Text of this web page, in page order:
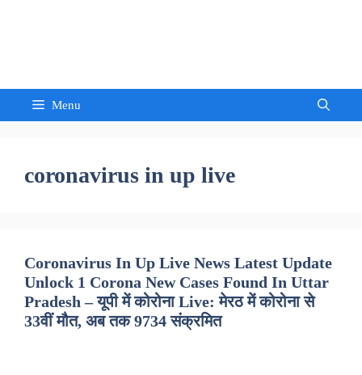
Menu
coronavirus in up live
Coronavirus In Up Live News Latest Update
Unlock 1 Corona New Cases Found In Uttar
Pradesh – यूपी में कोरोना Live: मेरठ में कोरोना से
33वीं मौत, अब तक 9734 संक्रमित